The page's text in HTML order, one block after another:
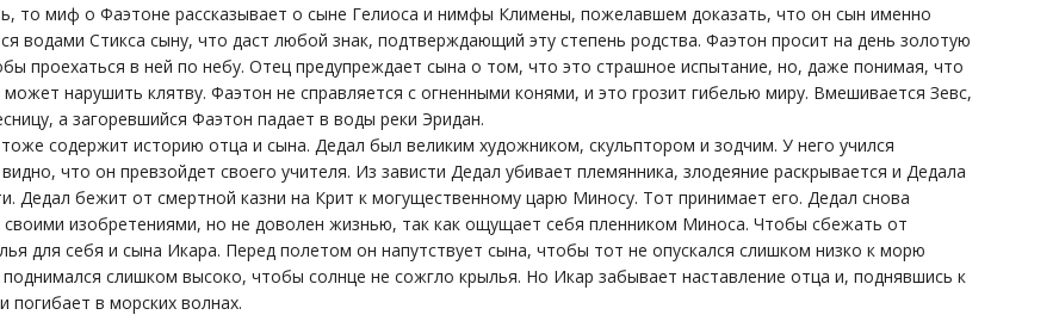
то миф о Фаэтоне рассказывает о сыне Гелиоса и нимфы Климены, пожелавшем доказать, что он сын именно
водами Стикса сыну, что даст любой знак, подтверждающий эту степень родства. Фаэтон просит на день золотую
проехаться в ней по небу. Отец предупреждает сына о том, что это страшное испытание, но, даже понимая, что
нарушить клятву. Фаэтон не справляется с огненными конями, и это грозит гибелью миру. Вмешивается Зевс,
а загоревшийся Фаэтон падает в воды реки Эридан.
содержит историю отца и сына. Дедал был великим художником, скульптором и зодчим. У него учился
что он превзойдет своего учителя. Из зависти Дедал убивает племянника, злодеяние раскрывается и Дедала
Дедал бежит от смертной казни на Крит к могущественному царю Миносу. Тот принимает его. Дедал снова
изобретениями, но не доволен жизнью, так как ощущает себя пленником Миноса. Чтобы сбежать от
для себя и сына Икара. Перед полетом он напутствует сына, чтобы тот не опускался слишком низко к морю
слишком высоко, чтобы солнце не сожгло крылья. Но Икар забывает наставление отца и, поднявшись к
погибает в морских волнах.